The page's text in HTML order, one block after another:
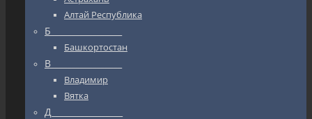
Алтай Республика
Б_________________
Башкортостан
В_________________
Владимир
Вятка
Д_________________